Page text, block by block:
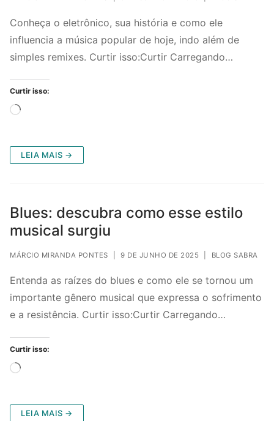
Conheça o eletrônico, sua história e como ele
influencia a música popular de hoje, indo além de
simples remixes. Curtir isso:Curtir Carregando…
Curtir isso:
Carregando...
LEIA MAIS →
Blues: descubra como esse estilo
musical surgiu
MÁRCIO MIRANDA PONTES 9 DE JUNHO DE 2025 BLOG SABRA
Entenda as raízes do blues e como ele se tornou um
importante gênero musical que expressa o sofrimento
e a resistência. Curtir isso:Curtir Carregando…
Curtir isso:
Carregando...
LEIA MAIS →